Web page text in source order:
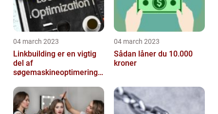
04 march 2023
Linkbuilding er en vigtig
del af
søgemaskineoptimeringe
04 march 2023
Sådan låner du 10.000
kroner